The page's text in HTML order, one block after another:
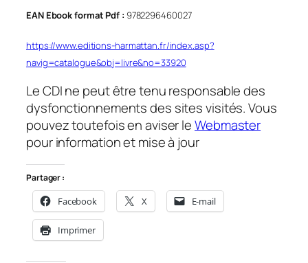
EAN Ebook format Pdf : 9782296460027
https://www.editions-harmattan.fr/index.asp?
navig=catalogue&obj=livre&no=33920
Le CDI ne peut être tenu responsable des
dysfonctionnements des sites visités.Vous
pouvez toutefois en aviser leWebmaster
pour information et mise à jour
Partager :
Facebook X E-mail
Imprimer